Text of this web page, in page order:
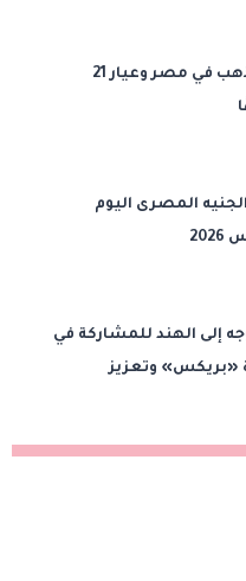
استقرار أسعار الذهب في مصر وعيار 21
المصرى اليوم
إلى الهند للمشاركة في
«بريكس» وتعزيز